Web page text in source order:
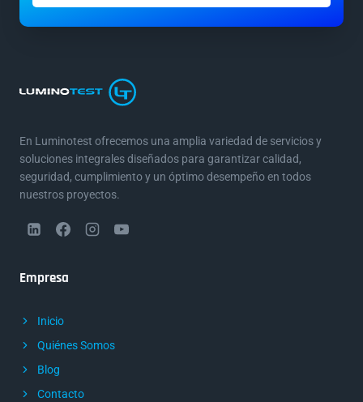
En Luminotest ofrecemos una amplia variedad de servicios y
soluciones integrales diseñados para garantizar calidad,
seguridad, cumplimiento y un óptimo desempeño en todos
nuestros proyectos.
Empresa
Inicio
Quiénes Somos
Blog
Contacto